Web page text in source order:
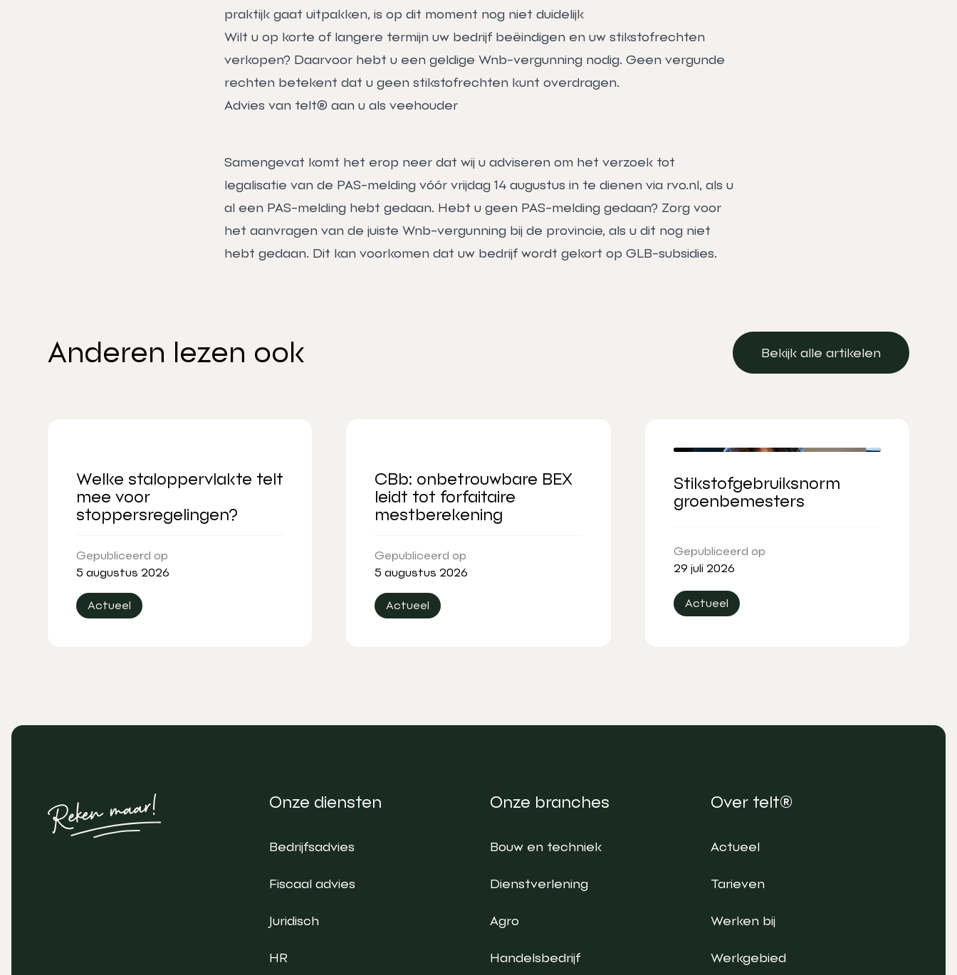
praktijk gaat uitpakken, is op dit moment nog niet duidelijk
Wilt u op korte of langere termijn uw bedrijf beëindigen en uw stikstofrechten
verkopen? Daarvoor hebt u een geldige Wnb-vergunning nodig. Geen vergunde
rechten betekent dat u geen stikstofrechten kunt overdragen.
Advies van telt® aan u als veehouder
Samengevat komt het erop neer dat wij u adviseren om het verzoek tot
legalisatie van de PAS-melding vóór vrijdag 14 augustus in te dienen via rvo.nl, als u
al een PAS-melding hebt gedaan. Hebt u geen PAS-melding gedaan? Zorg voor
het aanvragen van de juiste Wnb-vergunning bij de provincie, als u dit nog niet
hebt gedaan. Dit kan voorkomen dat uw bedrijf wordt gekort op GLB-subsidies.
Anderen lezen ook
Bekijk alle artikelen
Bekijk alle artikelen
Welke staloppervlakte telt
mee voor
stoppersregelingen?
Gepubliceerd op
5 augustus 2026
Actueel
CBb: onbetrouwbare BEX
leidt tot forfaitaire
mestberekening
Gepubliceerd op
5 augustus 2026
Actueel
Stikstofgebruiksnorm
groenbemesters
Gepubliceerd op
29 juli 2026
Actueel
Onze diensten
Bedrijfsadvies
Fiscaal advies
Juridisch
HR
Onze branches
Bouw en techniek
Dienstverlening
Agro
Handelsbedrijf
Over telt®
Actueel
Tarieven
Werken bij
Werkgebied